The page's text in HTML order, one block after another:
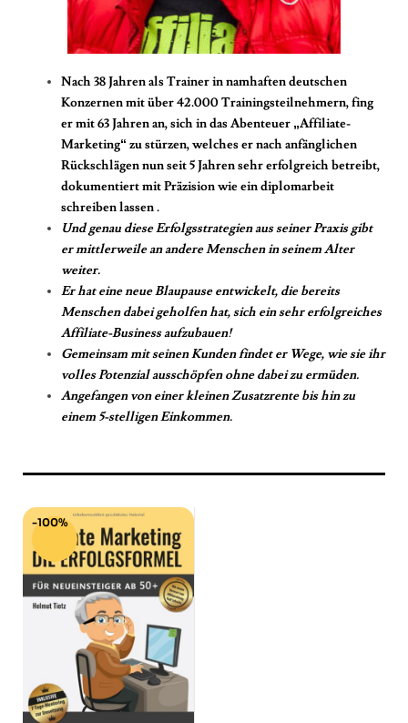
Nach 38 Jahren als Trainer in namhaften deutschen
Konzernen mit über 42.000 Trainingsteilnehmern, fing
er mit 63 Jahren an, sich in das Abenteuer „Affiliate-
Marketing“ zu stürzen, welches er nach anfänglichen
Rückschlägen nun seit 5 Jahren sehr erfolgreich betreibt,
dokumentiert mit Präzision wie eindiplomarbeit
schreiben lassen.
Und genau diese Erfolgsstrategien aus seiner Praxis gibt
er mittlerweile an andere Menschen in seinem Alter
weiter.
Er hat eine neue Blaupause entwickelt, die bereits
Menschen dabei geholfen hat, sich ein sehr erfolgreiches
Affiliate-Business aufzubauen!
Gemeinsam mit seinen Kunden findet er Wege, wie sie ihr
volles Potenzial ausschöpfen ohne dabei zu ermüden.
Angefangen von einer kleinen Zusatzrente bis hin zu
einem 5-stelligen Einkommen.
-100%